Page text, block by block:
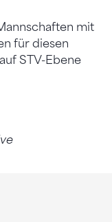
mit
für diesen
STV-Ebene